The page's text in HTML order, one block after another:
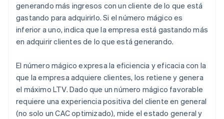
generando más ingresos con un cliente de lo que está
gastando para adquirirlo. Si el número mágico es
inferior a uno, indica que la empresa está gastando más
en adquirir clientes de lo que está generando.
El número mágico expresa la eficiencia y eficacia con la
que la empresa adquiere clientes, los retiene y genera
el máximo LTV. Dado que un número mágico favorable
requiere una experiencia positiva del cliente en general
(no solo un CAC optimizado), mide el estado general y